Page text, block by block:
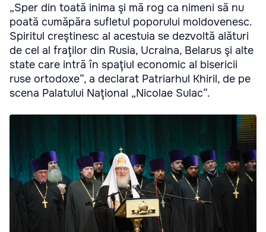
„Sper din toată inima şi mă rog ca nimeni să nu
poată cumăpăra sufletul poporului moldovenesc.
Spiritul creştinesc al acestuia se dezvoltă alături
de cel al fraţilor din Rusia, Ucraina, Belarus şi alte
state care intră în spaţiul economic al bisericii
ruse ortodoxe“, a declarat Patriarhul Khiril, de pe
scena Palatului Naţional „Nicolae Sulac“.